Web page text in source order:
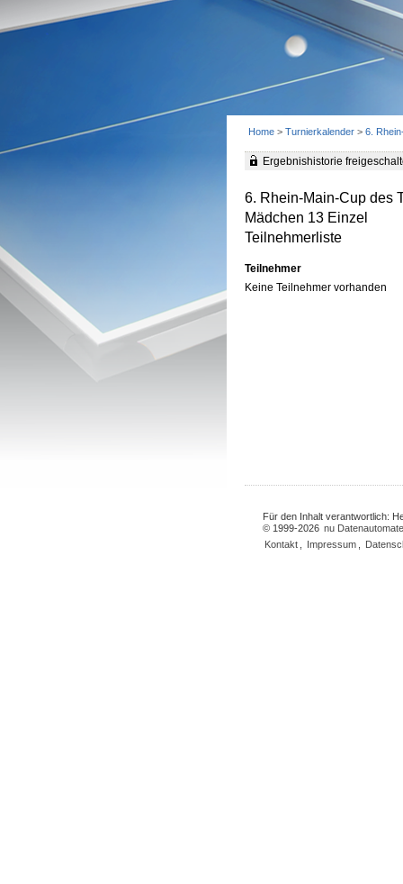
Home > Turnierkalender > 6.
Ergebnishistorie
6. Rhein-Main-Cup des
Mädchen 13 Einzel
Teilnehmerliste
Teilnehmer
Keine Teilnehmer vorhanden
Für den Inhalt verantwortlich:
© 1999-2026 nu
Kontakt
Impressum